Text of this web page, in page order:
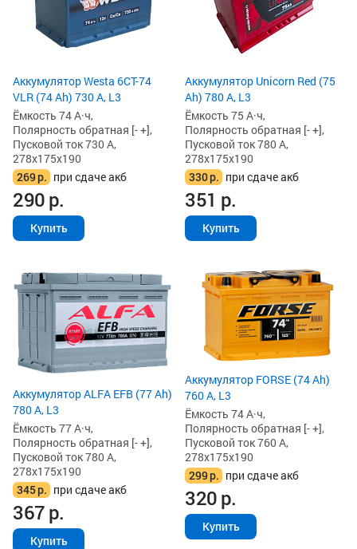
Аккумулятор Westa 6СТ-74
VLR (74 Ah) 730 А, L3
Ёмкость 74 А·ч,
Полярность обратная [- +],
Пусковой ток 730 А,
278x175x190
269р. при сдаче акб
290р.
Купить
Аккумулятор Unicorn Red (75
Ah) 780 А, L3
Ёмкость 75 А·ч,
Полярность обратная [- +],
Пусковой ток 780 А,
278x175x190
330р. при сдаче акб
351 р.
Купить
Аккумулятор ALFA EFB (77 Ah)
780 А, L3
Ёмкость 77 А·ч,
Полярность обратная [- +],
Пусковой ток 780 А,
278x175x190
345р. при сдаче акб
367р.
Купить
Аккумулятор FORSE (74 Ah)
760 А, L3
Ёмкость 74 А·ч,
Полярность обратная [- +],
Пусковой ток 760 А,
278x175x190
299р. при сдаче акб
320р.
Купить